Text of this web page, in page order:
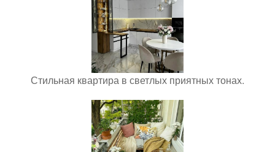
Стильная квартира в светлых приятных тонах.